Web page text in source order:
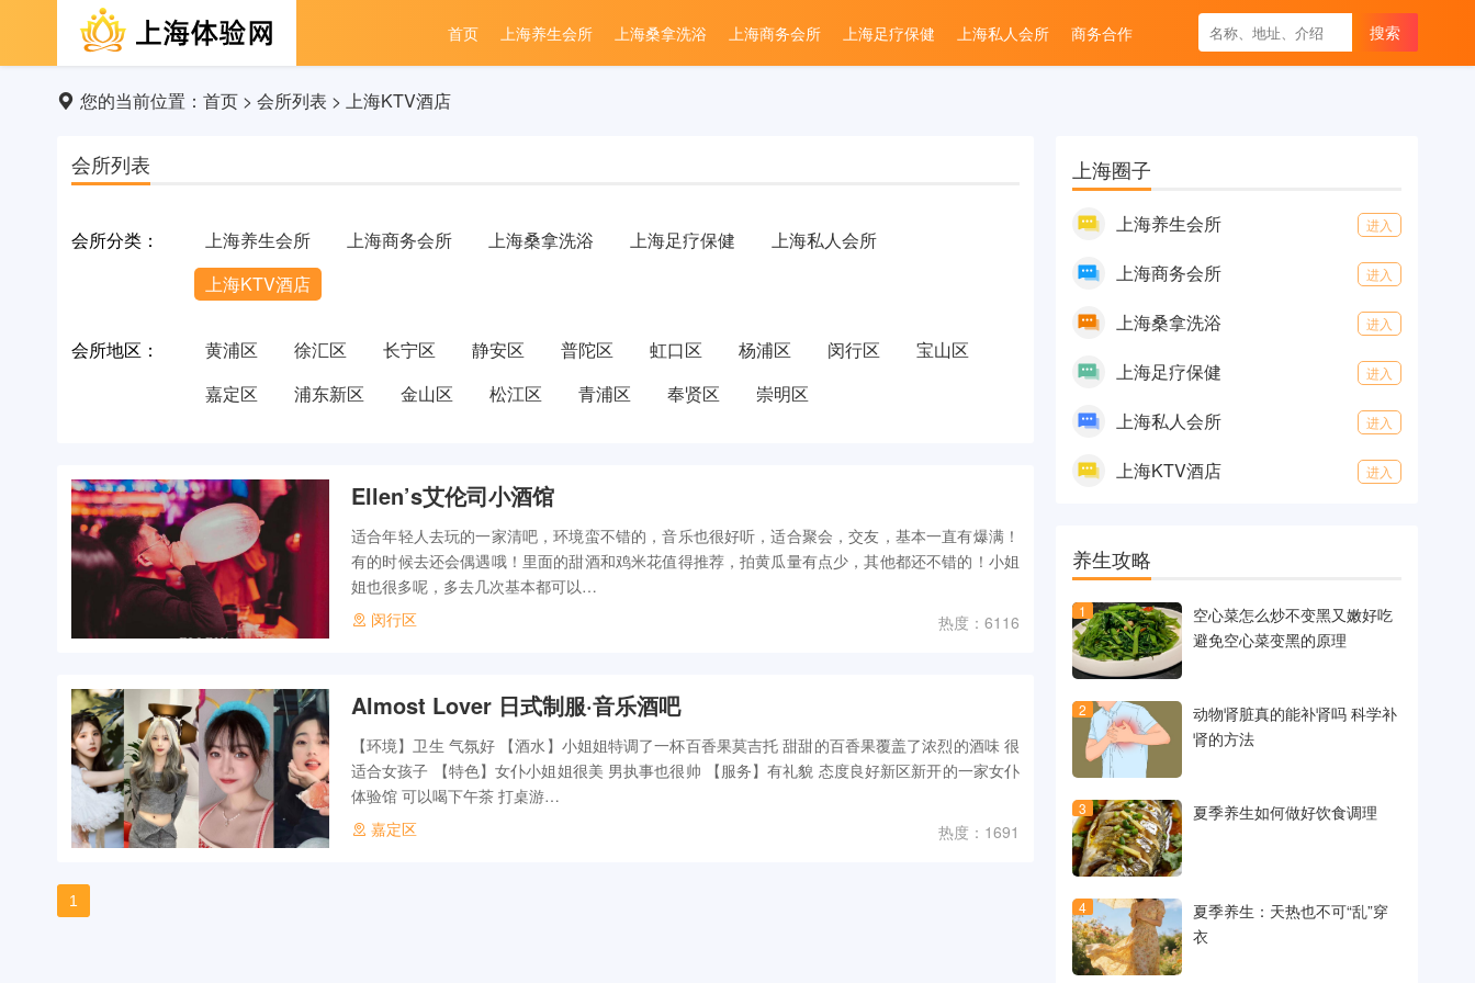
首页 上海养生会所 上海桑拿洗浴 上海商务会所 上海足疗保健 上海私人会所 商务合作
您的当前位置： 首页 > 会所列表 > 上海KTV酒店
会所列表
会所分类： 上海养生会所 上海商务会所 上海桑拿洗浴 上海足疗保健
上海私人会所
上海KTV酒店
会所地区： 黄浦区 徐汇区 长宁区 静安区 普陀区 虹口区 杨浦区 闵行区
宝山区
嘉定区
浦东新区 金山区 松江区 青浦区 奉贤区 崇明区
Ellen’s艾伦司小酒馆
适合年轻人去玩的一家清吧，环境蛮不错的，音乐也很好听，适合聚会，交友，基本一直有爆满！
有的时候去还会偶遇哦！里面的甜酒和鸡米花值得推荐，拍黄瓜量有点少，其他都还不错的！小姐
姐也很多呢，多去几次基本都可以…
闵行区 热度：6116
Almost Lover 日式制服·音乐酒吧
【环境】卫生 气氛好 【酒水】小姐姐特调了一杯百香果莫吉托 甜甜的百香果覆盖了浓烈的酒味 很
适合女孩子 【特色】女仆小姐姐很美 男执事也很帅 【服务】有礼貌 态度良好新区新开的一家女仆
体验馆 可以喝下午茶 打桌游…
嘉定区 热度：1691
1
上海圈子
上海养生会所 进入
上海商务会所 进入
上海桑拿洗浴 进入
上海足疗保健 进入
上海私人会所 进入
上海KTV酒店 进入
养生攻略
1
空心菜怎么炒不变黑又嫩好吃
避免空心菜变黑的原理
2
动物肾脏真的能补肾吗 科学补
肾的方法
3 夏季养生如何做好饮食调理
4
夏季养生：天热也不可“乱”穿
衣